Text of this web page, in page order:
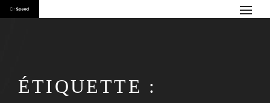
ÉTIQUETTE :